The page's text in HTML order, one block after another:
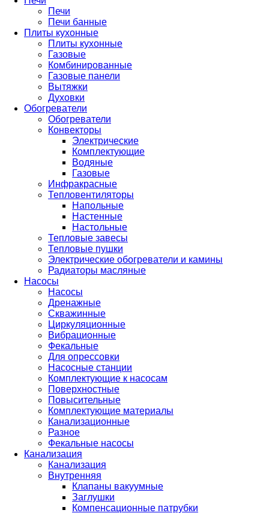
Печи
Печи банные
Плиты кухонные
Плиты кухонные
Газовые
Комбинированные
Газовые панели
Вытяжки
Духовки
Обогреватели
Обогреватели
Конвекторы
Электрические
Комплектующие
Водяные
Газовые
Инфракрасные
Тепловентиляторы
Напольные
Настенные
Настольные
Тепловые завесы
Тепловые пушки
Электрические обогреватели и камины
Радиаторы масляные
Насосы
Насосы
Дренажные
Скважинные
Циркуляционные
Вибрационные
Фекальные
Для опрессовки
Насосные станции
Комплектующие к насосам
Поверхностные
Повысительные
Комплектующие материалы
Канализационные
Разное
Фекальные насосы
Канализация
Канализация
Внутренняя
Клапаны вакуумные
Заглушки
Компенсационные патрубки